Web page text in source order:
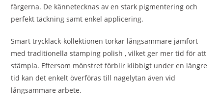
färgerna. De kännetecknas av en stark pigmentering och
perfekt täckning samt enkel applicering.
Smart trycklack-kollektionen torkar långsammare jämfört
med traditionella stamping polish , vilket ger mer tid för att
stämpla. Eftersom mönstret förblir klibbigt under en längre
tid kan det enkelt överföras till nagelytan även vid
långsammare arbete.